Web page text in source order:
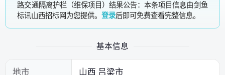
路交通隔离护栏（维保项目）结果公告：本条项目信息由剑鱼
标讯山西招标网为您提供。登录后即可免费查看完整信息。
基本信息
地市 山西 吕梁市